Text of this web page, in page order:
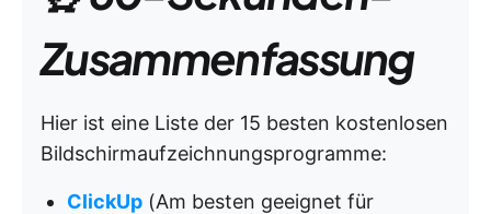
Zusammenfassung
Hier ist eine Liste der 15 besten kostenlosen
Bildschirmaufzeichnungsprogramme:
ClickUp (Am besten geeignet für